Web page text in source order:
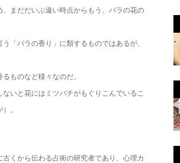
まだだいぶ遠い時点からもう、バラの花の
「バラの香り」に類するものではあるが、
ものなど様々なのだ。
いと花にはミツバチがもぐりこんでいるこ
。
くから伝わる占術の研究者であり、心理カ